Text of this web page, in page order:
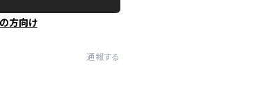
方向け
通報する